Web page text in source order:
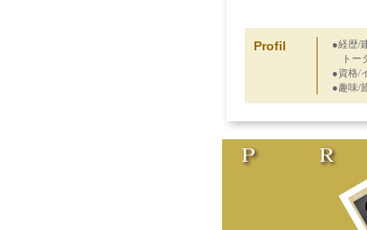
Profil
●経歴/
トー
●資格/
●趣味/